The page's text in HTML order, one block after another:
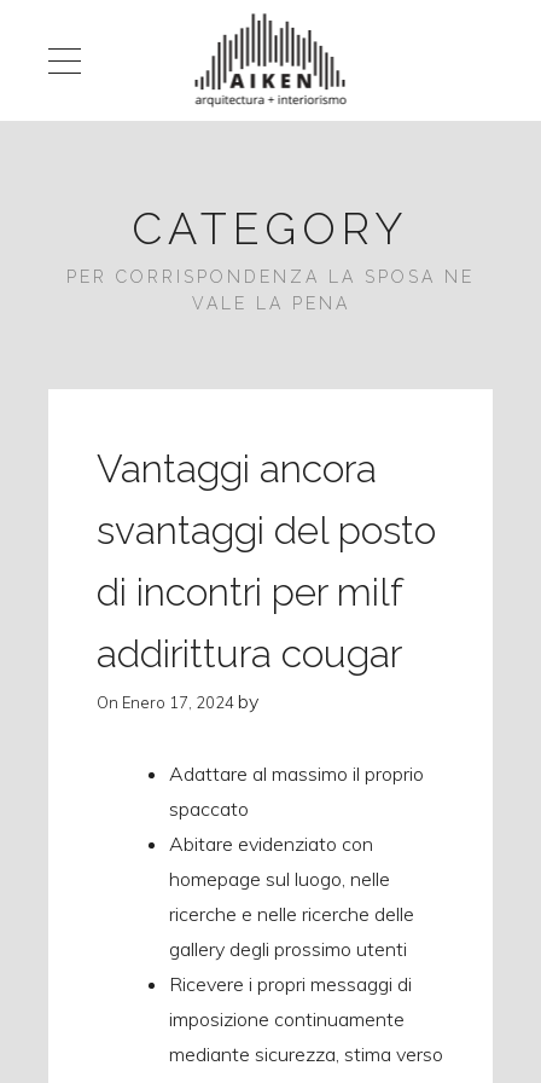
CATEGORY
PER CORRISPONDENZA LA SPOSA NE
VALE LA PENA
Vantaggi ancora
svantaggi del posto
di incontri per milf
addirittura cougar
On Enero 17, 2024 by
Adattare al massimo il proprio
spaccato
Abitare evidenziato con
homepage sul luogo, nelle
ricerche e nelle ricerche delle
gallery degli prossimo utenti
Ricevere i propri messaggi di
imposizione continuamente
mediante sicurezza, stima verso